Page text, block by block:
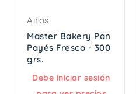
Airos
Master Bakery Pan
Payés Fresco - 300
grs.
Debe iniciar sesión